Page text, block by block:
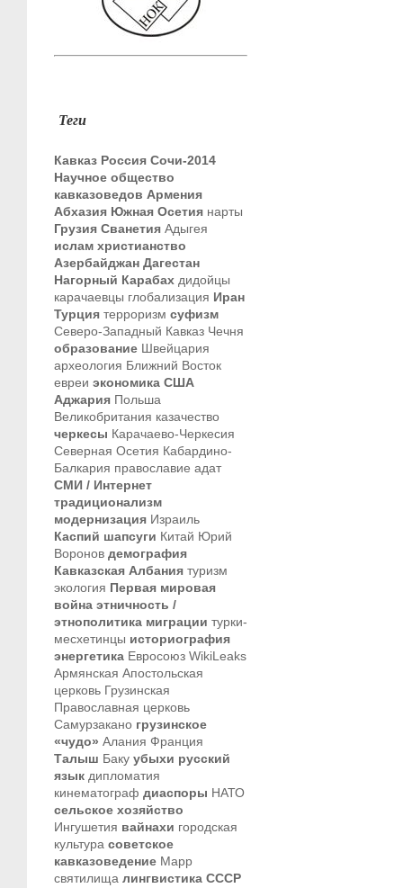
Теги
Кавказ Россия Сочи-2014
Научное общество
кавказоведов Армения
Абхазия Южная Осетия нарты
Грузия Сванетия Адыгея
ислам христианство
Азербайджан Дагестан
Нагорный Карабах дидойцы
карачаевцы глобализация Иран
Турция терроризм суфизм
Северо-Западный Кавказ Чечня
образование Швейцария
археология Ближний Восток
евреи экономика США
Аджария Польша
Великобритания казачество
черкесы Карачаево-Черкесия
Северная Осетия Кабардино-
Балкария православие адат
СМИ / Интернет
традиционализм
модернизация Израиль
Каспий шапсуги Китай Юрий
Воронов демография
Кавказская Албания туризм
экология Первая мировая
война этничность /
этнополитика миграции турки-
месхетинцы историография
энергетика Евросоюз WikiLeaks
Армянская Апостольская
церковь Грузинская
Православная церковь
Самурзакано грузинское
«чудо» Алания Франция
Талыш Баку убыхи русский
язык дипломатия
кинематограф диаспоры НАТО
сельское хозяйство
Ингушетия вайнахи городская
культура советское
кавказоведение Марр
святилища лингвистика СССР